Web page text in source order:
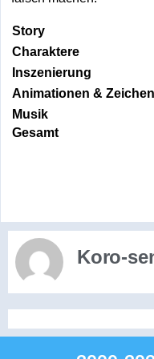
Story
Charaktere
Inszenierung
Animationen &
Musik
Gesamt
Koro-